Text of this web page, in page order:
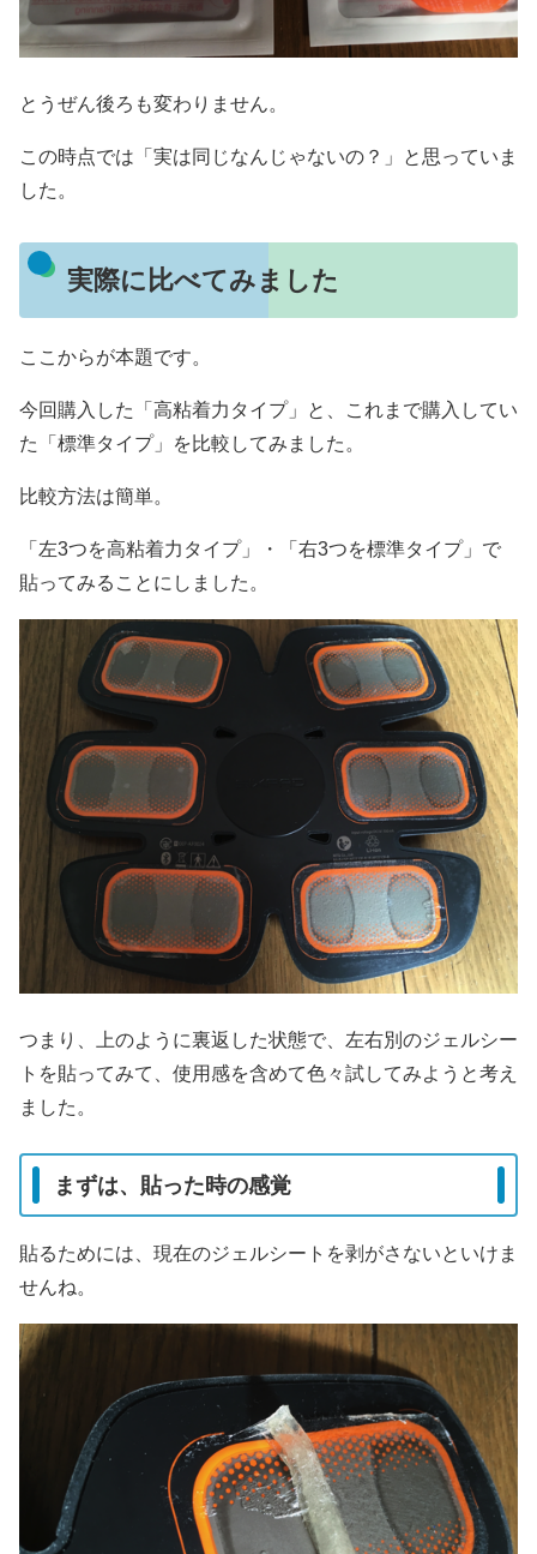
とうぜん後ろも変わりません。
この時点では「実は同じなんじゃないの？」と思っていま
した。
実際に比べてみました
ここからが本題です。
今回購入した「高粘着力タイプ」と、これまで購入してい
た「標準タイプ」を比較してみました。
比較方法は簡単。
「左3つを高粘着力タイプ」・「右3つを標準タイプ」で
貼ってみることにしました。
つまり、上のように裏返した状態で、左右別のジェルシー
トを貼ってみて、使用感を含めて色々試してみようと考え
ました。
まずは、貼った時の感覚
貼るためには、現在のジェルシートを剥がさないといけま
せんね。